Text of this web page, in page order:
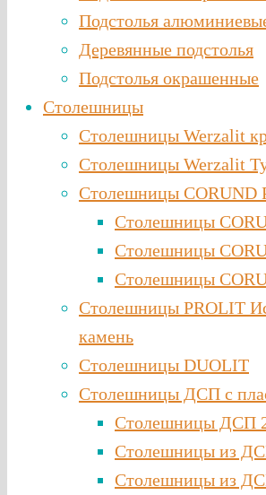
Подстолья
Деревянные подстолья
Подстолья окрашенные
Столешницы
Столешницы Werzalit
Столешницы Werzalit
Столешницы CORUND
Столешницы
Столешницы
Столешницы
Столешницы PROLIT
камень
Столешницы DUOLIT
Столешницы ДСП с
Столешницы ДСП
Столешницы из
Столешницы из